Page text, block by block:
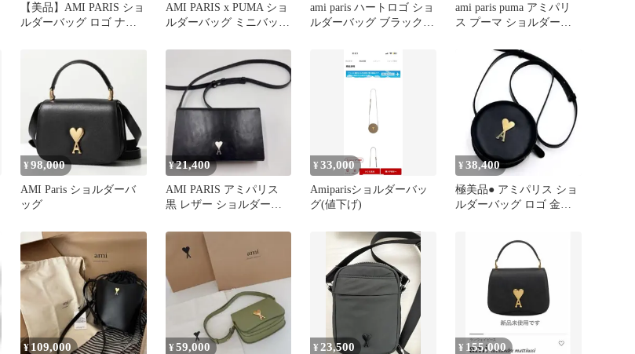
【美品】AMI PARIS ショ
ルダーバッグ ロゴ ナイ
AMI PARIS x PUMA ショ
ルダーバッグ ミニバッグ
ami paris ハートロゴ ショ
ルダーバッグ ブラック
ami paris puma アミパリ
ス プーマ ショルダーバ
¥98,000
AMI Paris ショルダーバ
ッグ
¥21,400
AMI PARIS アミパリス
黒 レザー ショルダーバ
¥33,000
Amiparisショルダーバッ
グ(値下げ)
¥ 38,400
極美品● アミパリス ショ
ルダーバッグ ロゴ 金具
¥109,000 ¥59,000 ¥ 23,500 ¥ 155,000